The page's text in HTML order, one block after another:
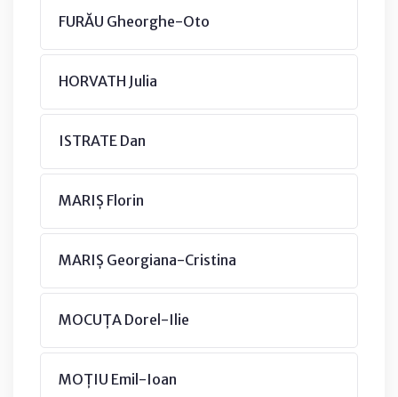
FURĂU Gheorghe-Oto
HORVATH Julia
ISTRATE Dan
MARIȘ Florin
MARIȘ Georgiana-Cristina
MOCUȚA Dorel-Ilie
MOȚIU Emil-Ioan